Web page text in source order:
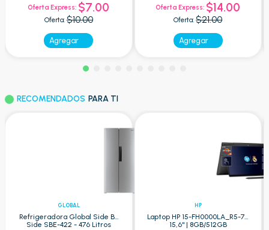
Oferta Express: $7.00
Oferta: $10.00
Agregar
Oferta Express: $14.00
Oferta: $21.00
Agregar
RECOMENDADOS PARA TI
GLOBAL
Refrigeradora Global Side By
Side SBE-422 - 476 Litros
HP
Laptop HP 15-FH0000LA_R5-7 -
15,6" | 8GB/512GB